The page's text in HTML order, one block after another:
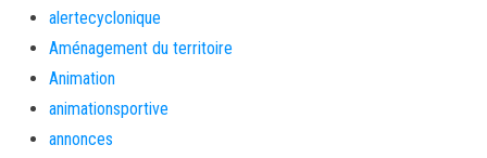
alertecyclonique
Aménagement du territoire
Animation
animationsportive
annonces